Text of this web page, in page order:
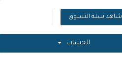
شاهد سلة التسوق
الحساب